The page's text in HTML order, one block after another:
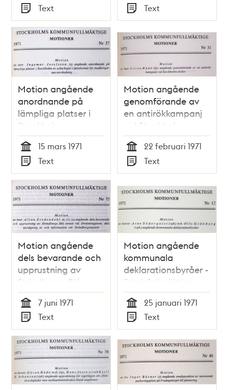
Tid
Typ
Text
1971
Tid
Typ
Text
Motion angående
anordnande på
lämpliga platser i
Stockholm av
schackspel i
jätteformat för
medborgarnas
användning -
Stadsfullmäktige
1971
Tid
15 mars 1971
Typ
Text
Motion angående
genomförande av
en antirökkampanj
vid Stockholms
skolor -
Stadsfullmäktige
1971
Tid
22 februari 1971
Typ
Text
Motion angående
dels bevarande och
upprustning av
Strindbergs Blå
tornet, dels
utvidgning av och
information om
Strindbergsmuseet –
Stadsfullmäktige
1971
Tid
7 juni 1971
Typ
Text
Motion angående
kommunala
deklarationsbyråer -
Stadsfullmäktige
1971
Tid
25 januari 1971
Typ
Text